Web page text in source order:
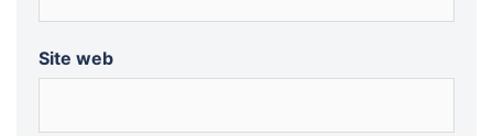
Site web